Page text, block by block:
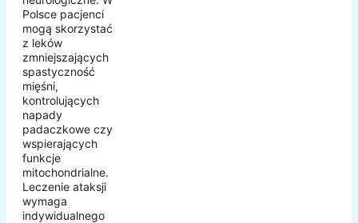
Polsce pacjenci
mogą skorzystać
z leków
zmniejszających
spastyczność
mięśni,
kontrolujących
napady
padaczkowe czy
wspierających
funkcje
mitochondrialne.
Leczenie ataksji
wymaga
indywidualnego